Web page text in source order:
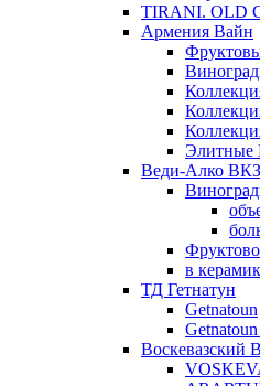
TIRANI. OLD
Армения Вайн
Элитные
Веди-Алко ВКЗ
в
ТД Гетнатун
Getnatoun
Воскевазский